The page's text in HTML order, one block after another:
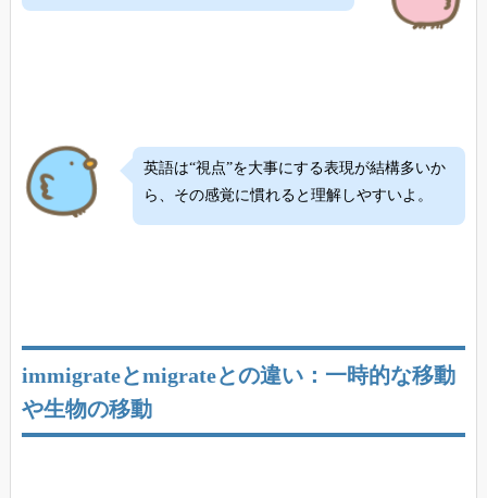
英語は“視点”を大事にする表現が結構多いか
ら、その感覚に慣れると理解しやすいよ。
immigrateとmigrateとの違い：一時的な移動
や生物の移動